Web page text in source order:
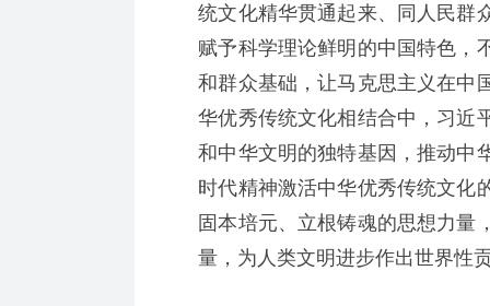
统文化精华贯通起来、同人民群
赋予科学理论鲜明的中国特色，
和群众基础，让马克思主义在中
华优秀传统文化相结合中，习近
和中华文明的独特基因，推动中
时代精神激活中华优秀传统文化
固本培元、立根铸魂的思想力量
量，为人类文明进步作出世界性